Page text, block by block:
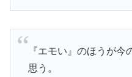
『エモい』のほうが今
思う。